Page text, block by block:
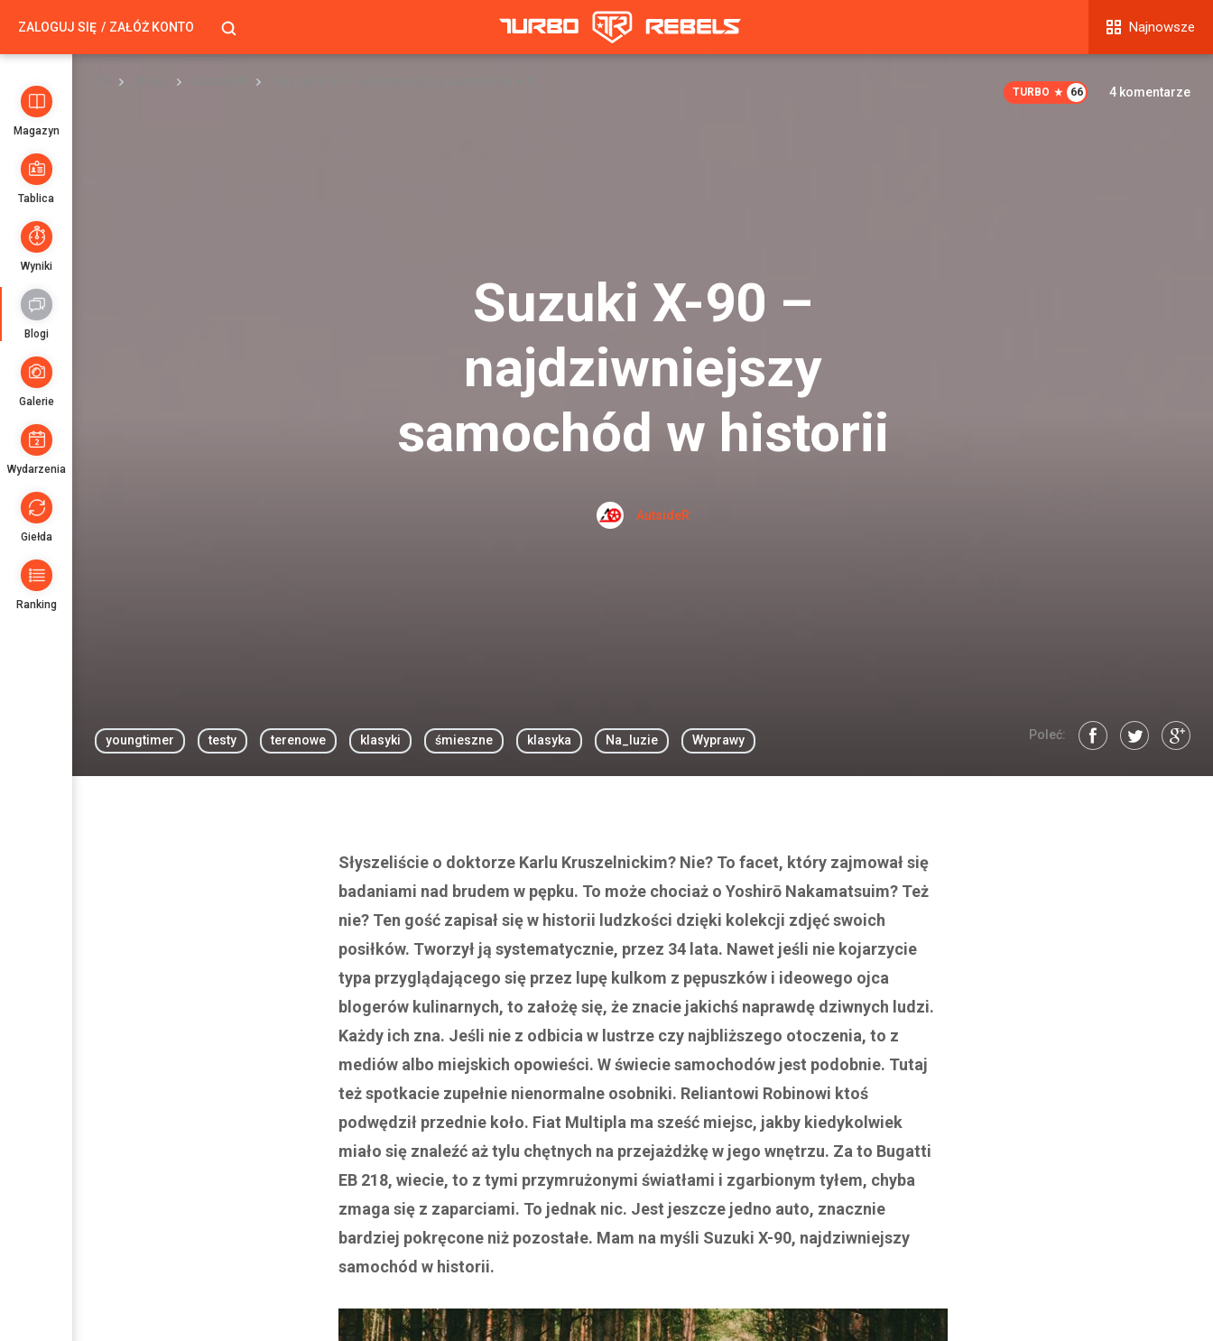
ZALOGUJ SIĘ ZAŁÓŻ KONTO Najnowsze
Magazyn
Tablica
Wyniki
Blogi
Galerie
Wydarzenia
Giełda
Ranking
TURBO 66 4 komentarze
Suzuki X-90 –
najdziwniejszy
samochód w historii
AutsideR
youngtimer testy terenowe klasyki śmieszne klasyka Na_luzie Wyprawy Poleć:
Słyszeliście o doktorze Karlu Kruszelnickim? Nie? To facet, który zajmował się
badaniami nad brudem w pępku. To może chociaż o Yoshirō Nakamatsuim? Też
nie? Ten gość zapisał się w historii ludzkości dzięki kolekcji zdjęć swoich
posiłków. Tworzył ją systematycznie, przez 34 lata. Nawet jeśli nie kojarzycie
typa przyglądającego się przez lupę kulkom z pępuszków i ideowego ojca
blogerów kulinarnych, to założę się, że znacie jakichś naprawdę dziwnych ludzi.
Każdy ich zna. Jeśli nie z odbicia w lustrze czy najbliższego otoczenia, to z
mediów albo miejskich opowieści. W świecie samochodów jest podobnie. Tutaj
też spotkacie zupełnie nienormalne osobniki. Reliantowi Robinowi ktoś
podwędził przednie koło. Fiat Multipla ma sześć miejsc, jakby kiedykolwiek
miało się znaleźć aż tylu chętnych na przejażdżkę w jego wnętrzu. Za to Bugatti
EB 218, wiecie, to z tymi przymrużonymi światłami i zgarbionym tyłem, chyba
zmaga się z zaparciami. To jednak nic. Jest jeszcze jedno auto, znacznie
bardziej pokręcone niż pozostałe. Mam na myśli Suzuki X-90, najdziwniejszy
samochód w historii.